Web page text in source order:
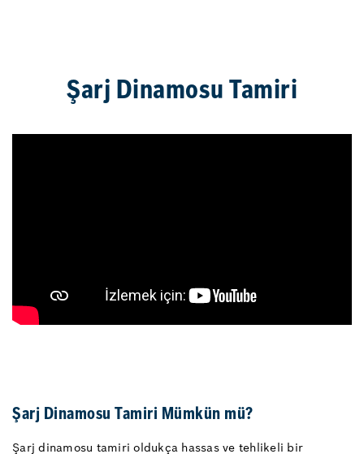
Şarj Dinamosu Tamiri
Şarj Dinamosu Tamiri Mümkün mü?
Şarj dinamosu tamiri oldukça hassas ve tehlikeli bir